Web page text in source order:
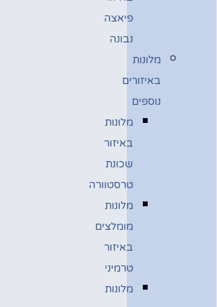
פיאצה
נבונה
מלונות
באיזורים
נוספים
מלונות
באיזור
שכונת
טרסטוורה
מלונות
מומלצים
באיזור
טרמיני
מלונות